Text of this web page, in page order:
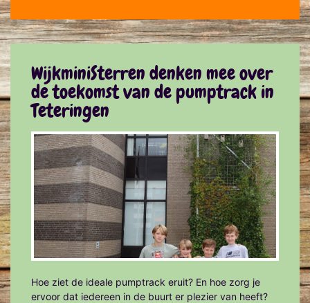
WijkminiSterren denken mee over
de toekomst van de pumptrack in
Teteringen
Hoe ziet de ideale pumptrack eruit? En hoe zorg je
ervoor dat iedereen in de buurt er plezier van heeft?